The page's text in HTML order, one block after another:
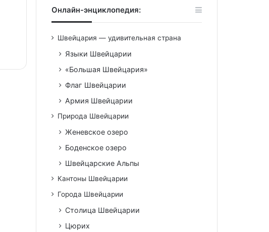
Онлайн-энциклопедия:
Швейцария — удивительная страна
Языки Швейцарии
«Большая Швейцария»
Флаг Швейцарии
Армия Швейцарии
Природа Швейцарии
Женевское озеро
Боденское озеро
Швейцарские Альпы
Кантоны Швейцарии
Города Швейцарии
Столица Швейцарии
Цюрих